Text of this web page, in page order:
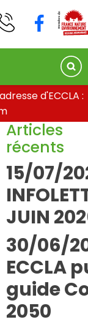
d'ECCLA :
Articles
récents
15/07/
JUIN
30/06/
ECCLA
guide
2050